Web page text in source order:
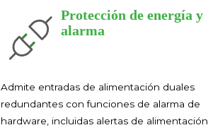
Protección de energía y
alarma
Admite entradas de alimentación duales
redundantes con funciones de alarma de
hardware, incluidas alertas de alimentación